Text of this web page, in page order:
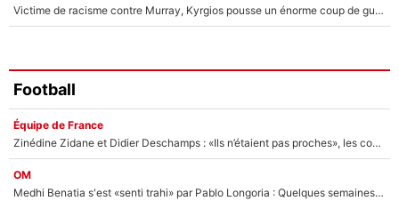
Victime de racisme contre Murray, Kyrgios pousse un énorme coup de gueule !
Football
Équipe de France
Zinédine Zidane et Didier Deschamps : «Ils n’étaient pas proches», les confidences d’un membre de l’équipe de France 1998 sur leur relation spéciale
OM
Medhi Benatia s'est «senti trahi» par Pablo Longoria : Quelques semaines après son départ, l'ancien directeur de football de l'OM règle ses comptes